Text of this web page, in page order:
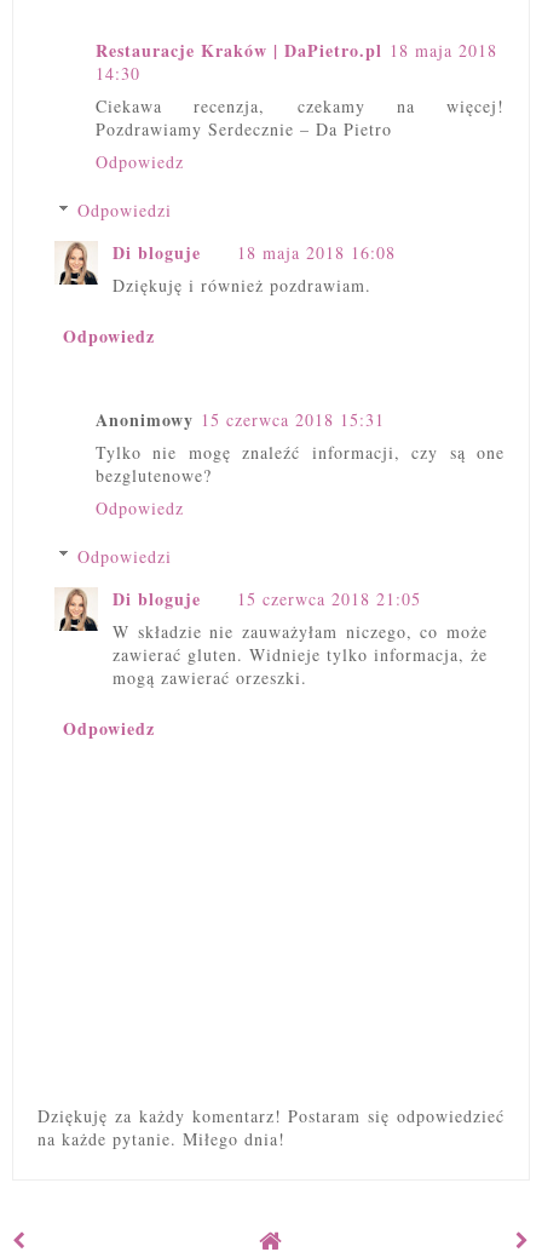
Restauracje Kraków | DaPietro.pl 18 maja 2018
14:30
Ciekawa recenzja, czekamy na więcej!
Pozdrawiamy Serdecznie – Da Pietro
Odpowiedz
Odpowiedzi
Di bloguje
18 maja 2018 16:08
Dziękuję i również pozdrawiam.
Odpowiedz
Anonimowy 15 czerwca 2018 15:31
Tylko nie mogę znaleźć informacji, czy są one
bezglutenowe?
Odpowiedz
Odpowiedzi
Di bloguje
15 czerwca 2018 21:05
W składzie nie zauważyłam niczego, co może
zawierać gluten. Widnieje tylko informacja, że
mogą zawierać orzeszki.
Odpowiedz
Dziękuję za każdy komentarz! Postaram się odpowiedzieć
na każde pytanie. Miłego dnia!